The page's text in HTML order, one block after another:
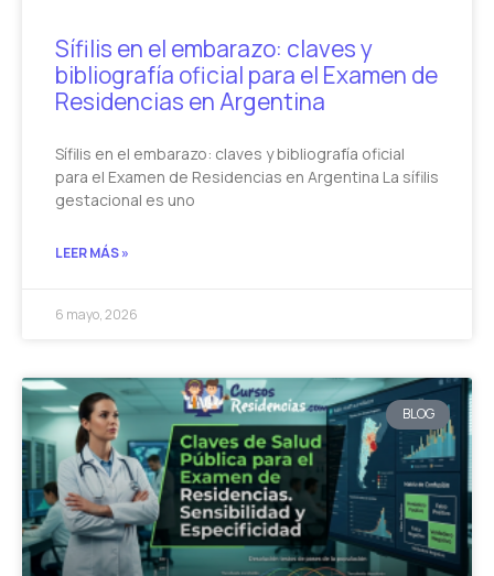
Sífilis en el embarazo: claves y
bibliografía oficial para el Examen de
Residencias en Argentina
Sífilis en el embarazo: claves y bibliografía oficial
para el Examen de Residencias en Argentina La sífilis
gestacional es uno
LEER MÁS »
6 mayo, 2026
BLOG